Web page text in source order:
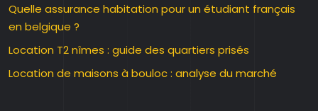
Quelle assurance habitation pour un étudiant français
en belgique ?
Location T2 nîmes : guide des quartiers prisés
Location de maisons à bouloc : analyse du marché